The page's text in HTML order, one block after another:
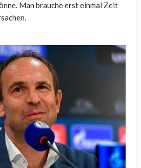
Man brauche erst einmal Zeit